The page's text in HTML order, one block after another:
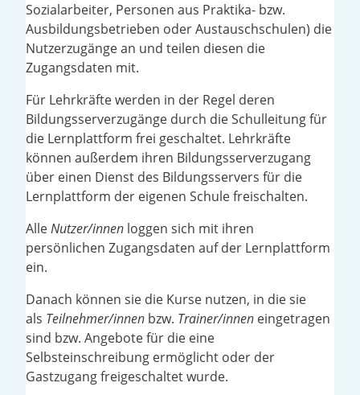
Sozialarbeiter, Personen aus Praktika- bzw.
Ausbildungsbetrieben oder Austauschschulen) die
Nutzerzugänge an und teilen diesen die
Zugangsdaten mit.
Für Lehrkräfte werden in der Regel deren
Bildungsserverzugänge durch die Schulleitung für
die Lernplattform frei geschaltet. Lehrkräfte
können außerdem ihren Bildungsserverzugang
über einen Dienst des Bildungsservers für die
Lernplattform der eigenen Schule freischalten.
AlleNutzer/innen loggen sich mit ihren
persönlichen Zugangsdaten auf der Lernplattform
ein.
Danach können sie die Kurse nutzen, in die sie
als Teilnehmer/innen bzw. Trainer/innen eingetragen
sind bzw. Angebote für die eine
Selbsteinschreibung ermöglicht oder der
Gastzugang freigeschaltet wurde.